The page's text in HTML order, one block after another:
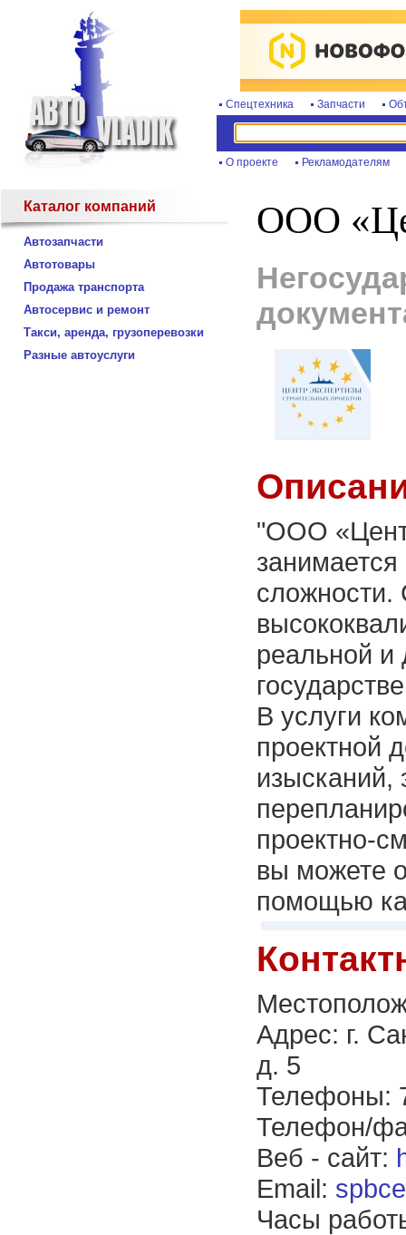
Спецтехника Запчасти
О проекте Рекламодателям
Каталог компаний
Автозапчасти
Автотовары
Продажа транспорта
Автосервис и ремонт
Такси, аренда, грузоперевозки
Разные автоуслуги
ООО
"ООО
сложности.
реальной и
В услуги
проектной
изысканий,
проектно-
вы можете
помощью
Адрес: г.
д. 5
Телефоны:
Телефон/
Веб - сайт:
Email:
Часы